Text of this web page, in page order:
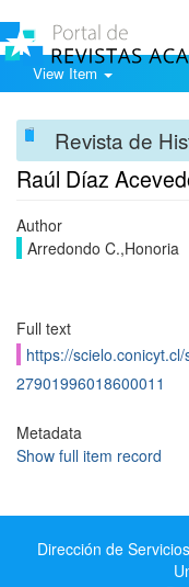
View Item
Revista de
Raúl Díaz
Author
Arredondo C.,Honoria
Full text
https://
27901996018600011
Metadata
Show full item record
Dirección de